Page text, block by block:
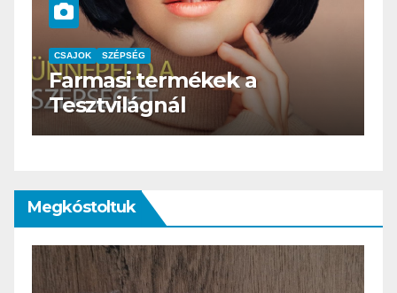
CSAJOK SZÉPSÉG
HERBioticum
Megkóstoltuk